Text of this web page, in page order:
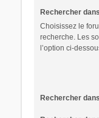
Rechercher
Choisissez le
recherche. Les
l’option ci-
Rechercher